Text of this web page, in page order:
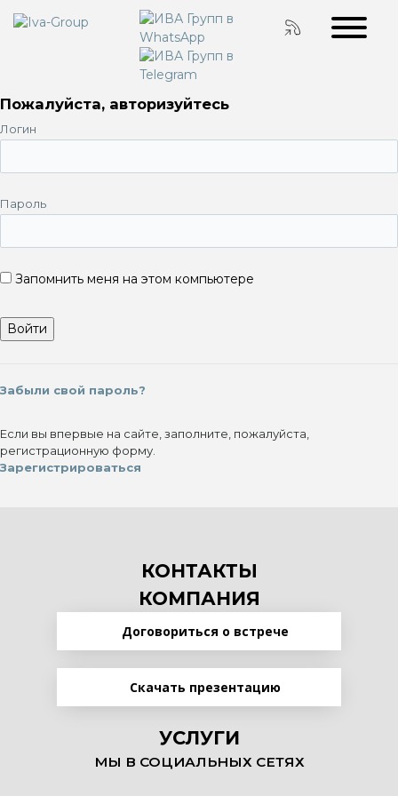
Пожалуйста, авторизуйтесь
Логин
Пароль
Запомнить меня на этом компьютере
Забыли свой пароль?
Если вы впервые на сайте, заполните, пожалуйста,
регистрационную форму.
Зарегистрироваться
КОНТАКТЫ
КОМПАНИЯ
Договориться о встрече
Скачать презентацию
УСЛУГИ
МЫ В СОЦИАЛЬНЫХ СЕТЯХ